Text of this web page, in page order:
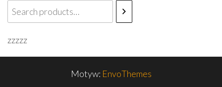
zzzzz
Motyw: EnvoThemes